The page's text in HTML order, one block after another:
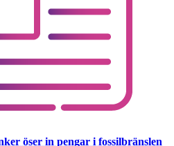
öser in pengar i fossilbränslen